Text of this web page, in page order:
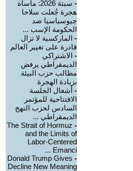
-
سبتة 2026: مأساة
هجرة جُعلت سلاحا
جيوسياسيا ضد
الحكومة الإسب ...
- الماركسية لا تزال
قادرة على تغيير العالم
- الاشتراكي
الديمقراطي يرفض
مطالب حزب البيئة
بزيادة الهجرة
- أشغال الجلسة
الافتتاحية للمؤتمر
السادس لحزب النهج
الديمقراطي ...
-
The Strait of Hormuz
and the Limits of
Labor-Centered
Emanci ...
-
Donald Trump Gives
Decline New Meaning